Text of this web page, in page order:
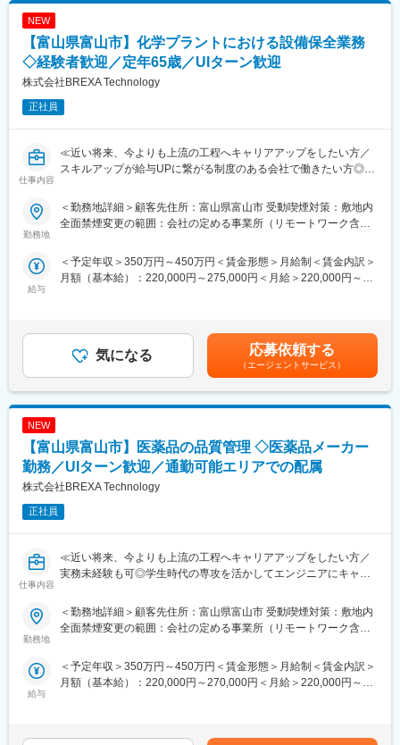
■スキルUPで給与もUP：
で給与も上がる仕組みを取っています。定性的な評価のみではな
く、スキルを磨くことが給与UPに繋がるエンジニアにとっては非
常分かり易い制度です。
変更の範囲：会社の定める業務
・情報制御機器（表示装置、監視システム、制御盤など）の設
・現場での施工管理、進捗確認、安全管理
・納入後の定期点検・トラブル対応・修理業務
・顧客との打ち合わせ、報告書作成、技術提案
■対象設備例：
鉄道・空港・高速道路・ダムなどの公共施設
民間企業の情報制御システム
同業他社と比較をしても圧倒的なお取引社数を誇る当社。
当社独占のプロジェクトも多数あり、当社だからこそ挑戦できる
＜キャリアドック制度＞
同業他社では希望する仕事があっても、会社の都合で挑戦できな
エンジニアの遣り甲斐を大切にする当社だからこその取り組みで
す。
■月残業20時間程度：
く、特別な取り組みをすることなく過度な残業が発生をしない状
況となっています。
また過度な残業は発生の場合は、案件担当の営業から法人顧客に
対して、残業改善の是正対応も行っています。
■スキルUPで給与もUP：
スキルを上げてより難易度の高いプロジェクトへ配属をされる事
で給与も上がる仕組みを取っています。定性的な評価のみではな
く、スキルを磨くことが給与UPに繋がるエンジニアにとっては非
変更の範囲：会社の定める業務
NEW
【富山県富山市】化学プラントにおける設備保全業務
◇経験者歓迎／定年65歳／UIターン歓迎
株式会社BREXA Technology
正社員
仕事内容
≪近い将来、今よりも上流の工程へキャリアアップをしたい方／
スキルアップが給与UPに繋がる制度のある会社で働きたい方◎／
幅を広げたい方へ≫
■業務内容：
電計計装設備の保全業務をお任せ致します。
・工事を含めた各種記録の作成や保管
・電計技術グループの既存データの電子化や整理
■当社だからこそ実現できるエンジニアとしての未来がある：
＜お取引社数3,900社＞
当社独占のプロジェクトも多数あり、当社だからこそ挑戦できる
仕事があります。
＜キャリアドック制度＞
同業他社では希望する仕事があっても、会社の都合で挑戦できな
いという事も転職理由の1つです。
当社では専任のキャリアアドバイザーがおり、キャリアアドバイ
す。
エンジニアの遣り甲斐を大切にする当社だからこその取り組みで
■月残業20時間程度：
当社から配属の企業様については残業が多くなる企業様が少な
況となっています。
また過度な残業は発生の場合は、案件担当の営業から法人顧客に
勤務地
＜勤務地詳細＞顧客先住所：富山県富山市 受動喫煙対策：敷地内
全面禁煙変更の範囲：会社の定める事業所（リモートワーク含
給与
＜予定年収＞350万円～450万円＜賃金形態＞月給制＜賃金内訳＞
月額（基本給）：220,000円～275,000円＜月給＞220,000円～
年目 年収440～460万円8年目 年収550～570万円20年目 年
収1000万円超※金額はあくまでも目安です。賃金はあくまでも目
安の金額であり、選考を通じて上下する可能性があります。月給
(月額)は固定手当を含めた表記です。
気になる 応募依頼する
（エージェントサービス）
NEW
【富山県富山市】医薬品の品質管理 ◇医薬品メーカー
勤務／UIターン歓迎／通勤可能エリアでの配属
株式会社BREXA Technology
正社員
仕事内容
≪近い将来、今よりも上流の工程へキャリアアップをしたい方／
実務未経験も可◎学生時代の専攻を活かしてエンジニアにキャリ
きたい方／様々なプロジェクトへの参加を通してエンジニアとし
ての経験の幅を広げたい方へ≫
医薬品メーカーにて各種分析機器も用いた品質管理業務をお任せ
致します。
勤務地
＜勤務地詳細＞顧客先住所：富山県富山市 受動喫煙対策：敷地内
全面禁煙変更の範囲：会社の定める事業所（リモートワーク含
給与
＜予定年収＞350万円～450万円＜賃金形態＞月給制＜賃金内訳＞
月額（基本給）：220,000円～270,000円＜月給＞220,000円～